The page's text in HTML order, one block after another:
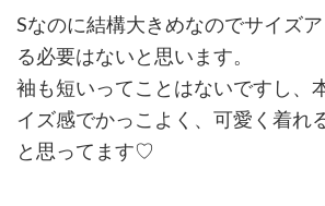
Sなのに結構大きめなのでサイズ
る必要はないと思います。
袖も短いってことはないですし、
イズ感でかっこよく、可愛く着れ
と思ってます♡